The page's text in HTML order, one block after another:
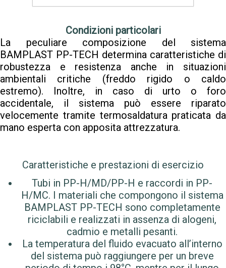
Condizioni particolari
La peculiare composizione del sistema
BAMPLAST PP-TECH determina caratteristiche di
robustezza e resistenza anche in situazioni
ambientali critiche (freddo rigido o caldo
estremo). Inoltre, in caso di urto o foro
accidentale, il sistema può essere riparato
velocemente tramite termosaldatura praticata da
mano esperta con apposita attrezzatura.
Caratteristiche e prestazioni di esercizio
Tubi in PP-H/MD/PP-H e raccordi in PP-
H/MC. I materiali che compongono il sistema
BAMPLAST PP-TECH sono completamente
riciclabili e realizzati in assenza di alogeni,
cadmio e metalli pesanti.
La temperatura del fluido evacuato all’interno
del sistema può raggiungere per un breve